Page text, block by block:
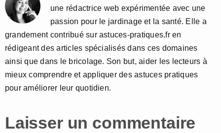
une rédactrice web expérimentée avec une
passion pour le jardinage et la santé. Elle a
grandement contribué sur astuces-pratiques.fr en
rédigeant des articles spécialisés dans ces domaines
ainsi que dans le bricolage. Son but, aider les lecteurs à
mieux comprendre et appliquer des astuces pratiques
pour améliorer leur quotidien.
Laisser un commentaire